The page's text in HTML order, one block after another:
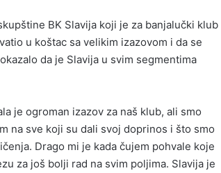
BK Slavija koji je za banjalučki klub
u koštac sa velikim izazovom i da se
da je Slavija u svim segmentima
je ogroman izazov za naš klub, ali smo
na sve koji su dali svoj doprinos i što smo
Drago mi je kada čujem pohvale koje
za još bolji rad na svim poljima. Slavija je